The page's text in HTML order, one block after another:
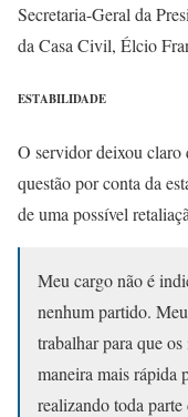
Secretaria-Geral da
da Casa Civil, Élcio
ESTABILIDADE
O servidor deixou claro
questão por conta da
de uma possível
Meu cargo não é
nenhum partido.
trabalhar para que
maneira mais rápida
realizando toda